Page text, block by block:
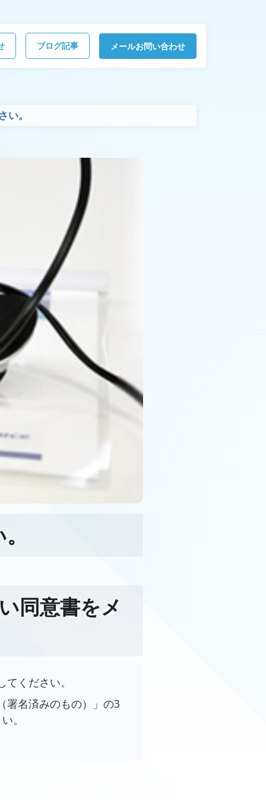
ブログ記事 メールお問い合わせ
い。
同意書をメ
ください。
署名済みのもの）」の3
。